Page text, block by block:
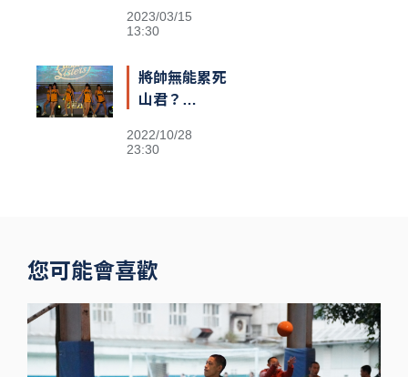
容
2023/03/15
13:30
將帥無能累死
山君？
Sisters高鐵
2022/10/28
23:30
您可能會喜歡